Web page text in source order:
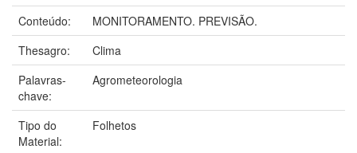
Conteúdo:
MONITORAMENTO. PREVISÃO.
Thesagro:
Clima
Palavras-
chave:
Agrometeorologia
Tipo do
Material:
Folhetos